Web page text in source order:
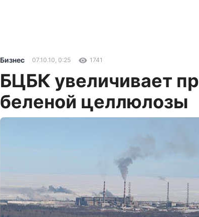
Бизнес 07.10.10, 0:25 1741
БЦБК увеличивает
беленой целлюлозы